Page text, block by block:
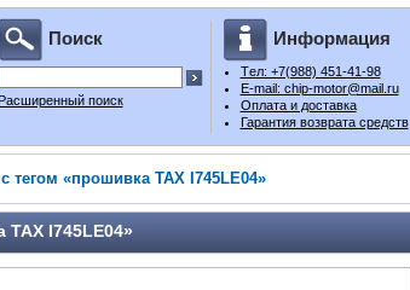
Поиск
поиск
Информация
Tел: +7(988) 451-41-98
E-mail: chip-motor@mail.ru
Оплата и доставка
Гарантия возврата средств
тегом «прошивка TAX I745LE04»
I745LE04»